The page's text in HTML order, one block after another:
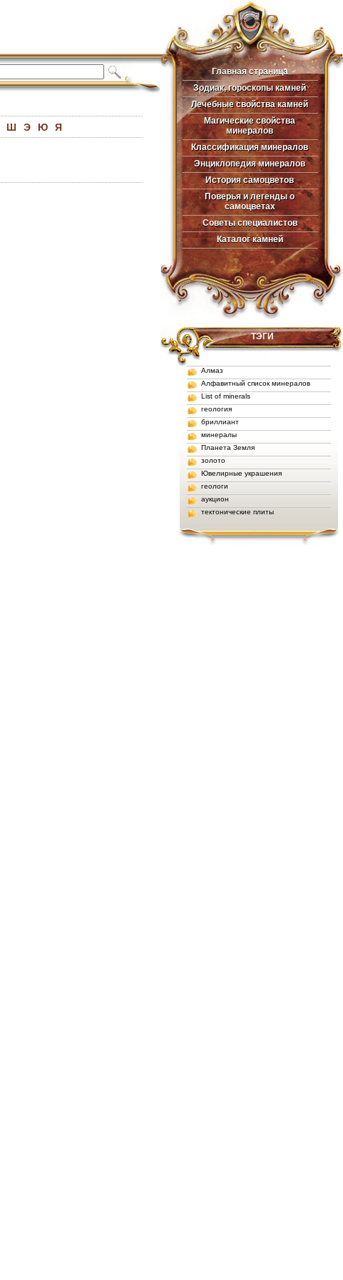
Главная страница
Главная страница
Зодиак, гороскопы камней
Зодиак, гороскопы камней
Лечебные свойства камней
Лечебные свойства камней
Магические свойства
минералов
Магические свойства
минералов
Классификация минералов
Классификация минералов
Энциклопедия минералов
Энциклопедия минералов
История самоцветов
История самоцветов
Поверья и легенды о
самоцветах
Поверья и легенды о
самоцветах
Советы специалистов
Советы специалистов
Каталог камней
Каталог камней
ТЭГИ
Алмаз
Алфавитный список минералов
List of minerals
геология
бриллиант
минералы
Планета Земля
золото
Ювелирные украшения
геологи
аукцион
тектонические плиты
Ш Э Ю
Я